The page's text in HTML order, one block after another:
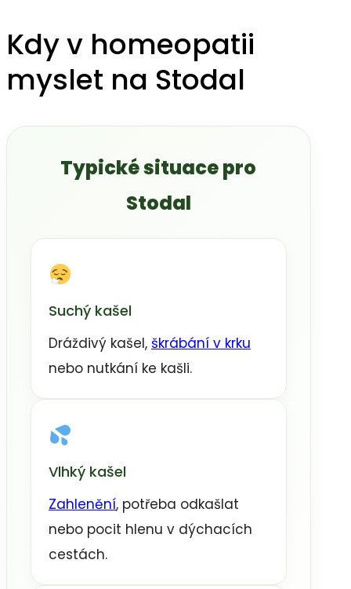
Kdy v homeopatii
myslet na Stodal
Typické situace pro
Stodal
Suchý kašel
Dráždivý kašel, škrábání v krku
nebo nutkání ke kašli.
Vlhký kašel
Zahlenění, potřeba odkašlat
nebo pocit hlenu v dýchacích
cestách.